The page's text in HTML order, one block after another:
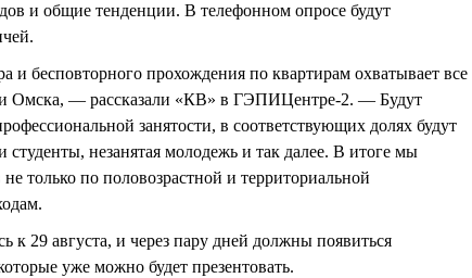
и общие тенденции. В телефонном опросе будут
и бесповторного прохождения по квартирам охватывает все
Омска, — рассказали «КВ» в ГЭПИЦентре-2. — Будут
занятости, в соответствующих долях будут
студенты, незанятая молодежь и так далее. В итоге мы
только по половозрастной и территориальной
к 29 августа, и через пару дней должны появиться
уже можно будет презентовать.